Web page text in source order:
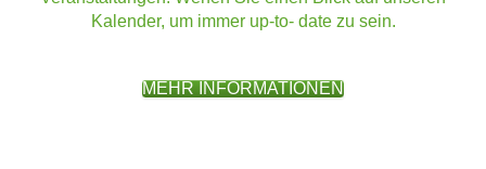
Kalender, um immer up-to- date zu sein.
MEHR INFORMATIONEN